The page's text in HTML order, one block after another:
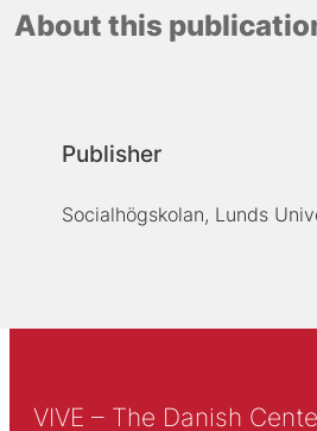
About this
Publisher
Socialhögskolan, Lunds
VIVE – The Danish